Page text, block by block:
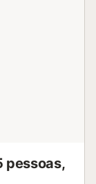
pessoas,